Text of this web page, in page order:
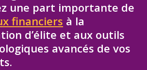
une part importante de
financiers à la
d’élite et aux outils
avancés de vos